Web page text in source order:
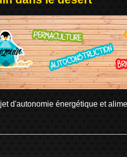
d'autonomie énergétique et